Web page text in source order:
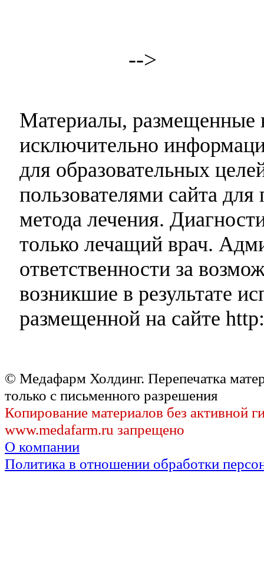
-->
Материалы, размещенные
исключительно
для образовательных
пользователями сайта
метода лечения.
только лечащий врач.
ответственности за
возникшие в результате
размещенной на сайте
© Медафарм Холдинг. Перепечатка
только с письменного разрешения
Копирование материалов без активной
www.medafarm.ru запрещено
О компании
Политика в отношении обработки